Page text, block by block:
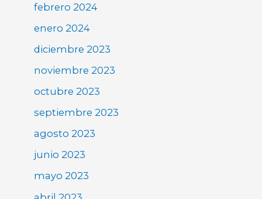
febrero 2024
enero 2024
diciembre 2023
noviembre 2023
octubre 2023
septiembre 2023
agosto 2023
junio 2023
mayo 2023